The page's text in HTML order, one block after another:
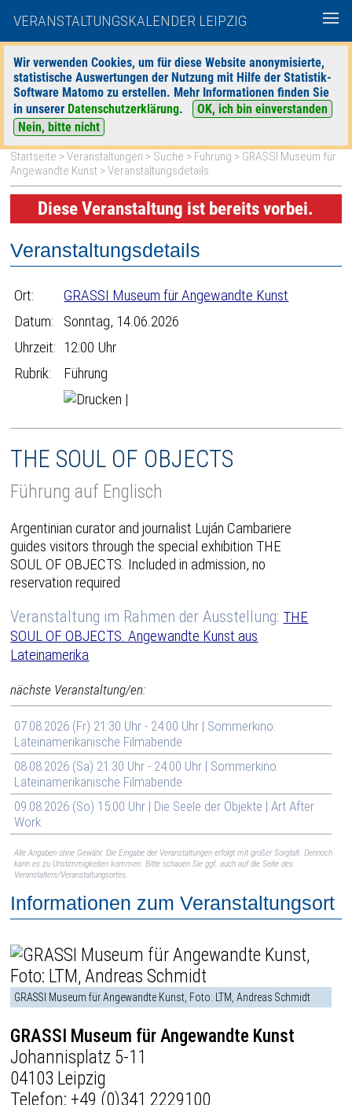
VERANSTALTUNGSKALENDER LEIPZIG
Wir verwenden Cookies, um für diese Website anonymisierte,
statistische Auswertungen der Nutzung mit Hilfe der Statistik-
Software Matomo zu erstellen. Mehr Informationen finden Sie
in unserer Datenschutzerklärung.
OK, ich bin einverstanden
Nein, bitte nicht
heute|morgen|Detaillierte Suche
Startseite >Veranstaltungen > Suche > Führung > GRASSI Museum für
Angewandte Kunst > Veranstaltungsdetails
Diese Veranstaltung ist bereits vorbei.
Veranstaltungsdetails
Ort:
GRASSI Museum für Angewandte Kunst
Datum:
Sonntag, 14.06.2026
Uhrzeit: 12:00 Uhr
Rubrik:
Führung
|
THE SOUL OF OBJECTS
Führung auf Englisch
Argentinian curator and journalist Luján Cambariere
guides visitors through the special exhibition THE
SOUL OF OBJECTS. Included in admission, no
reservation required
Veranstaltung im Rahmen der Ausstellung: THE
SOUL OF OBJECTS. Angewandte Kunst aus
Lateinamerika
nächste Veranstaltung/en:
07.08.2026 (Fr) 21:30 Uhr - 24:00 Uhr | Sommerkino:
Lateinamerikanische Filmabende
08.08.2026 (Sa) 21:30 Uhr - 24:00 Uhr | Sommerkino:
Lateinamerikanische Filmabende
09.08.2026 (So) 15:00 Uhr | Die Seele der Objekte | Art After
Work
Alle Angaben ohne Gewähr. Die Eingabe der Veranstaltungen erfolgt mit großer Sorgfalt. Dennoch
kann es zu Unstimmigkeiten kommen. Bitte schauen Sie ggf. auch auf die Seite des
Veranstalters/Veranstaltungsortes.
Informationen zum Veranstaltungsort
GRASSI Museum für Angewandte Kunst, Foto: LTM, Andreas Schmidt
GRASSI Museum für Angewandte Kunst
Johannisplatz 5-11
04103 Leipzig
Telefon: +49 (0)341 2229100